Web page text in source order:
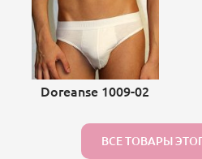
Doreanse 1009-02
ВСЕ ТОВАРЫ